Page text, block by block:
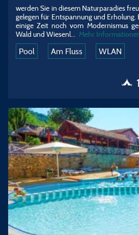
werden Sie in diesem Naturparadies
gelegen für Entspannung und
einige Zeit noch vom Modernismus
Wald und Wiesenl...
Mehr
Pool Am Fluss
WLAN